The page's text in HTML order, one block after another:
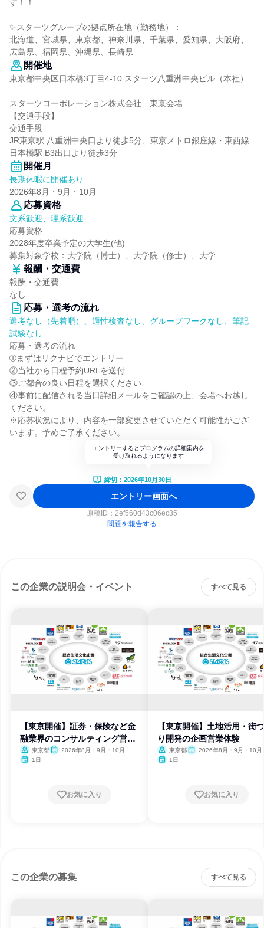
す！！
✨スターツグループの拠点所在地（勤務地）：
北海道、宮城県、東京都、神奈川県、千葉県、愛知県、大阪府、
広島県、福岡県、沖縄県、長崎県
開催地
東京都中央区日本橋3丁目4-10 スターツ八重洲中央ビル（本社）
スターツコーポレーション株式会社 東京会場
【交通手段】
交通手段
JR東京駅 八重洲中央口より徒歩5分、東京メトロ銀座線・東西線
日本橋駅 B3出口より徒歩3分
開催月
長期休暇に開催あり
2026年8月・9月・10月
応募資格
文系歓迎、理系歓迎
応募資格
2028年度卒業予定の大学生(他)
募集対象学校：大学院（博士）、大学院（修士）、大学
報酬・交通費
報酬・交通費
なし
応募・選考の流れ
選考なし（先着順）、適性検査なし、グループワークなし、筆記
試験なし
応募・選考の流れ
➀まずはリクナビでエントリー
②当社から日程予約URLを送付
③ご都合の良い日程を選択ください
④事前に配信される当日詳細メールをご確認の上、会場へお越し
ください。
※応募状況により、内容を一部変更させていただく可能性がござ
います。予めご了承ください。
エントリーするとプログラムの詳細案内を
受け取れるようになります
締切：2026年10月30日
エントリー画面へ
原稿ID： 2ef560d43c06ec35
問題を報告する
この企業の説明会・イベント すべて見る
【東京開催】証券・保険など金
融業界のコンサルティング営業
体験東京都
2026年8月・9月・10月
1日
お気に入り
【東京開催】土地活用・街
り開発の企画営業体験
東京都
2026年8月・9月・10月
1日
お気に入り
この企業の募集 すべて見る